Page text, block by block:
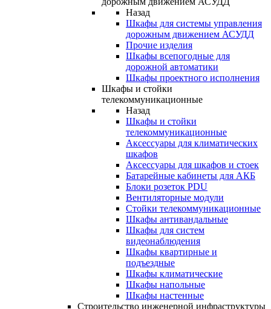
Назад
Шкафы для системы управления
дорожным движением АСУДД
Прочие изделия
Шкафы всепогодные для
дорожной автоматики
Шкафы проектного исполнения
Шкафы и стойки
телекоммуникационные
Назад
Шкафы и стойки
телекоммуникационные
Аксессуары для климатических
шкафов
Аксессуары для шкафов и стоек
Батарейные кабинеты для АКБ
Блоки розеток PDU
Вентиляторные модули
Стойки телекоммуникационные
Шкафы антивандальные
Шкафы для систем
видеонаблюдения
Шкафы квартирные и
подъездные
Шкафы климатические
Шкафы напольные
Шкафы настенные
Строительство инженерной инфраструктуры